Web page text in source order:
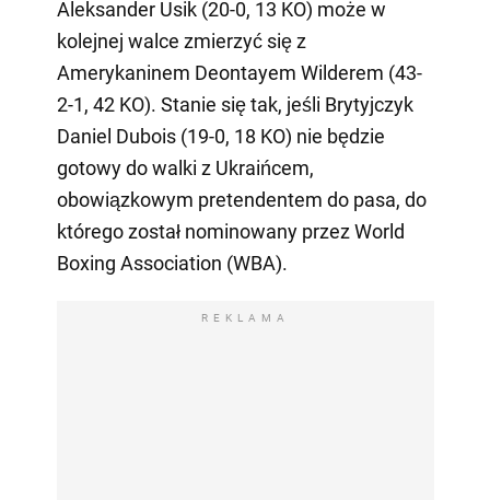
Aleksander Usik (20-0, 13 KO) może w
kolejnej walce zmierzyć się z
Amerykaninem Deontayem Wilderem (43-
2-1, 42 KO). Stanie się tak, jeśli Brytyjczyk
Daniel Dubois (19-0, 18 KO) nie będzie
gotowy do walki z Ukraińcem,
obowiązkowym pretendentem do pasa, do
którego został nominowany przez World
Boxing Association (WBA).
REKLAMA